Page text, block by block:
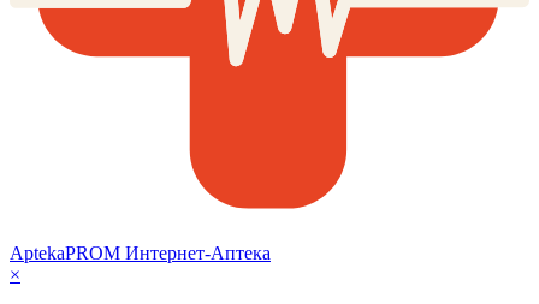
AptekaPROM Интернет-Аптека
×